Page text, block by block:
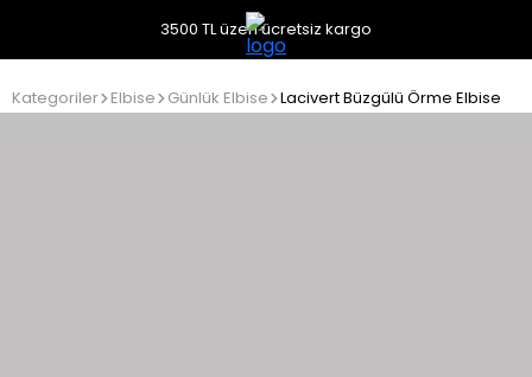
3500 TL üzeri ücretsiz kargo
Kategoriler Elbise Günlük Elbise Lacivert Büzgülü Örme Elbise